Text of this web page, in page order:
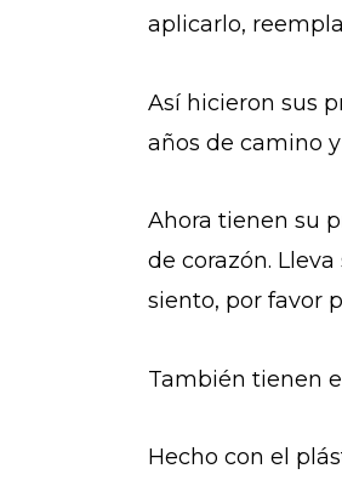
aplicarlo,
Así hicieron sus
años de camino
Ahora tienen su
de corazón.
siento, por favor
También tienen el
Hecho con el